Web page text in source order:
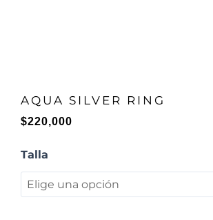
AQUA SILVER RING
$220,000
Talla
AQUA
SILVER
RING